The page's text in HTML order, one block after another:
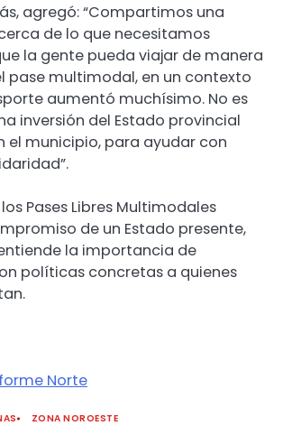
agregó: “Compartimos una
de lo que necesitamos
la gente pueda viajar de manera
pase multimodal, en un contexto
aumentó muchísimo. No es
inversión del Estado provincial
el municipio, para ayudar con
Pases Libres Multimodales
de un Estado presente,
la importancia de
políticas concretas a quienes
Norte
ZONA NOROESTE